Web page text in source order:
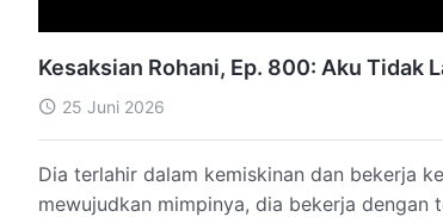
Kesaksian Rohani, Ep. 800: Aku Tidak
25 Juni 2026
Dia terlahir dalam kemiskinan dan bekerja
mewujudkan mimpinya, dia bekerja dengan